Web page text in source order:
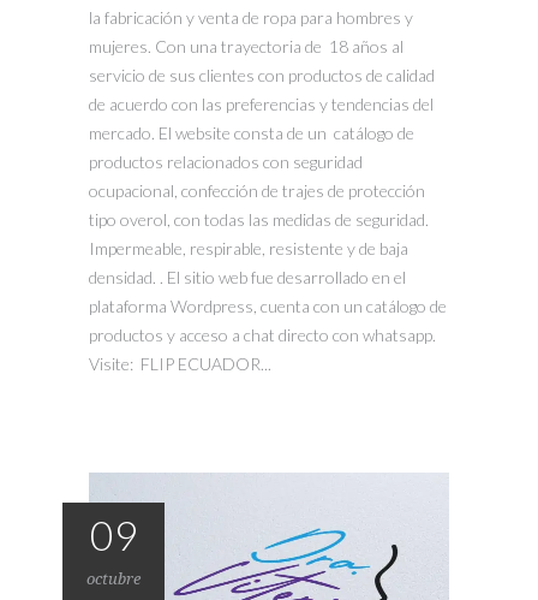
la fabricación y venta de ropa para hombres y
mujeres. Con una trayectoria de 18 años al
servicio de sus clientes con productos de calidad
de acuerdo con las preferencias y tendencias del
mercado. El website consta de un catálogo de
productos relacionados con seguridad
ocupacional, confección de trajes de protección
tipo overol, con todas las medidas de seguridad.
Impermeable, respirable, resistente y de baja
densidad. . El sitio web fue desarrollado en el
plataforma Wordpress, cuenta con un catálogo de
productos y acceso a chat directo con whatsapp.
Visite: FLIP ECUADOR...
09
octubre